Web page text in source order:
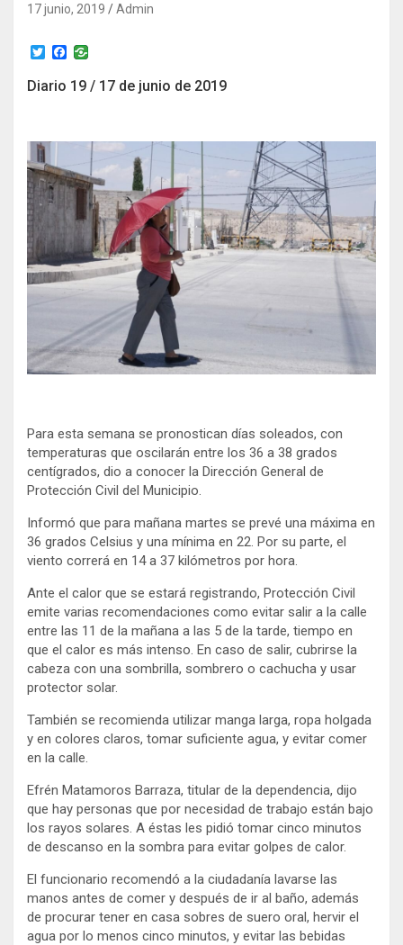
17 junio, 2019 Admin
T
i
t
r
F
c
e
o
Diario 19 / 17 de junio de 2019
Para esta semana se pronostican días soleados, con
temperaturas que oscilarán entre los 36 a 38 grados
centígrados, dio a conocer la Dirección General de
Protección Civil del Municipio.
Informó que para mañana martes se prevé una máxima en
36 grados Celsius y una mínima en 22. Por su parte, el
viento correrá en 14 a 37 kilómetros por hora.
Ante el calor que se estará registrando, Protección Civil
emite varias recomendaciones como evitar salir a la calle
entre las 11 de la mañana a las 5 de la tarde, tiempo en
que el calor es más intenso. En caso de salir, cubrirse la
cabeza con una sombrilla, sombrero o cachucha y usar
protector solar.
También se recomienda utilizar manga larga, ropa holgada
y en colores claros, tomar suficiente agua, y evitar comer
en la calle.
Efrén Matamoros Barraza, titular de la dependencia, dijo
que hay personas que por necesidad de trabajo están bajo
los rayos solares. A éstas les pidió tomar cinco minutos
de descanso en la sombra para evitar golpes de calor.
El funcionario recomendó a la ciudadanía lavarse las
manos antes de comer y después de ir al baño, además
de procurar tener en casa sobres de suero oral, hervir el
agua por lo menos cinco minutos, y evitar las bebidas